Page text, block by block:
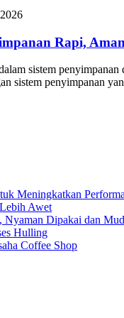
Rapi,
sistem
sistem penyimpanan
Meningkatkan
Awet
Dipakai dan
Hulling
Coffee Shop